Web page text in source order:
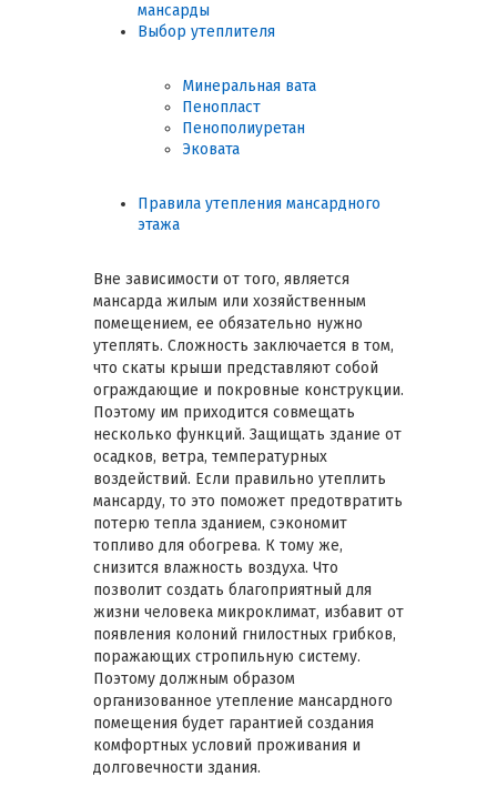
мансарды
Выбор утеплителя
Минеральная вата
Пенопласт
Пенополиуретан
Эковата
Правила утепления мансардного
этажа
Вне зависимости от того, является
мансарда жилым или хозяйственным
помещением, ее обязательно нужно
утеплять. Сложность заключается в том,
что скаты крыши представляют собой
ограждающие и покровные конструкции.
Поэтому им приходится совмещать
несколько функций. Защищать здание от
осадков, ветра, температурных
воздействий. Если правильно утеплить
мансарду, то это поможет предотвратить
потерю тепла зданием, сэкономит
топливо для обогрева. К тому же,
снизится влажность воздуха. Что
позволит создать благоприятный для
жизни человека микроклимат, избавит от
появления колоний гнилостных грибков,
поражающих стропильную систему.
Поэтому должным образом
организованное утепление мансардного
помещения будет гарантией создания
комфортных условий проживания и
долговечности здания.